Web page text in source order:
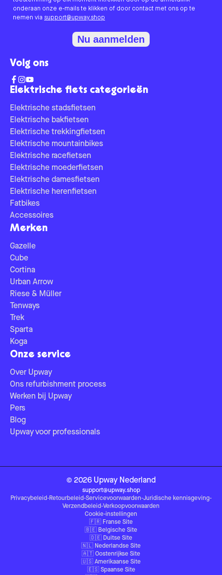
Elektrische fiets categorieën
Elektrische stadsfietsen
Elektrische bakfietsen
Elektrische trekkingfietsen
Elektrische mountainbikes
Elektrische racefietsen
Elektrische moederfietsen
Elektrische damesfietsen
Elektrische herenfietsen
Fatbikes
Accessoires
Merken
Gazelle
Cube
Cortina
Urban Arrow
Riese & Müller
Tenways
Trek
Sparta
Koga
Onze service
Over Upway
Ons refurbishment process
Werken bij Upway
Pers
Blog
Upway voor professionals
onderaan onze e-mails te klikken of door contact met ons op te
nemen via support@upway.shop
Nu aanmelden
Volg ons
© 2026 Upway Nederland
support@upway.shop
Privacybeleid-Retourbeleid-Servicevoorwaarden-Juridische kennisgeving-
Verzendbeleid-Verkoopvoorwaarden
Cookie-instellingen
🇫🇷 Franse Site
🇧🇪 Belgische Site
🇩🇪 Duitse Site
🇳🇱 Nederlandse Site
🇦🇹 Oostenrijkse Site
🇺🇸 Amerikaanse Site
🇪🇸 Spaanse Site